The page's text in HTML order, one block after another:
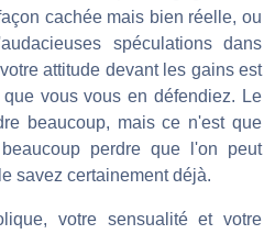
cachée mais bien réelle, ou
spéculations dans
attitude devant les gains est
vous vous en défendiez. Le
beaucoup, mais ce n'est que
perdre que l'on peut
savez certainement déjà.
votre sensualité et votre